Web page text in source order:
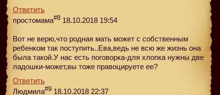
Ответить
простомама#8 18.10.2018 19:54
Вот не верю,что родная мать может с собственным
ребенком так поступить..Ева,ведь не всю же жизнь она
была такой.У нас есть поговорка-для хлопка нужны две
ладошки-может,вы тоже правоцируете ее?
Ответить
Людмила#9 18.10.2018 22:37